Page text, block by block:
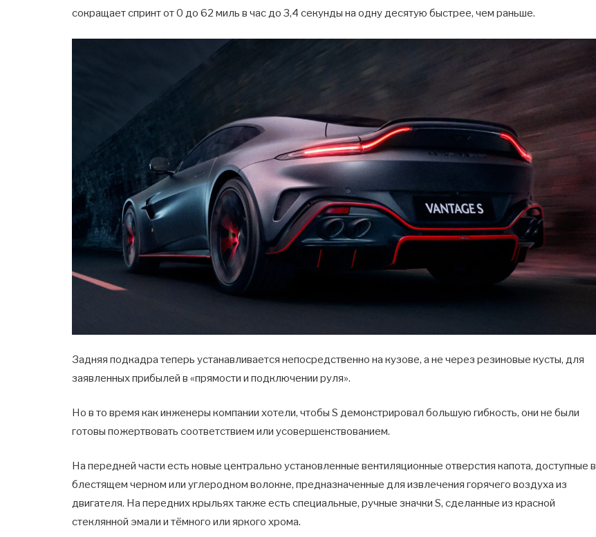
сокращает спринт от 0 до 62 миль в час до 3,4 секунды на одну десятую быстрее, чем раньше.
Задняя подкадра теперь устанавливается непосредственно на кузове, а не через резиновые кусты, для
заявленных прибылей в «прямости и подключении руля».
Но в то время как инженеры компании хотели, чтобы S демонстрировал большую гибкость, они не были
готовы пожертвовать соответствием или усовершенствованием.
На передней части есть новые центрально установленные вентиляционные отверстия капота, доступные в
блестящем черном или углеродном волокне, предназначенные для извлечения горячего воздуха из
двигателя. На передних крыльях также есть специальные, ручные значки S, сделанные из красной
стеклянной эмали и тёмного или яркого хрома.